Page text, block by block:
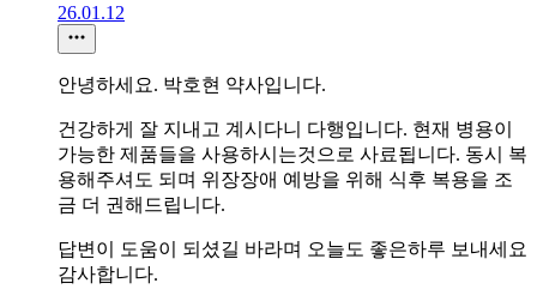
26.01.12
안녕하세요. 박호현 약사입니다.
건강하게 잘 지내고 계시다니 다행입니다. 현재 병용이
가능한 제품들을 사용하시는것으로 사료됩니다. 동시 복
용해주셔도 되며 위장장애 예방을 위해 식후 복용을 조
금 더 권해드립니다.
답변이 도움이 되셨길 바라며 오늘도 좋은하루 보내세요
감사합니다.